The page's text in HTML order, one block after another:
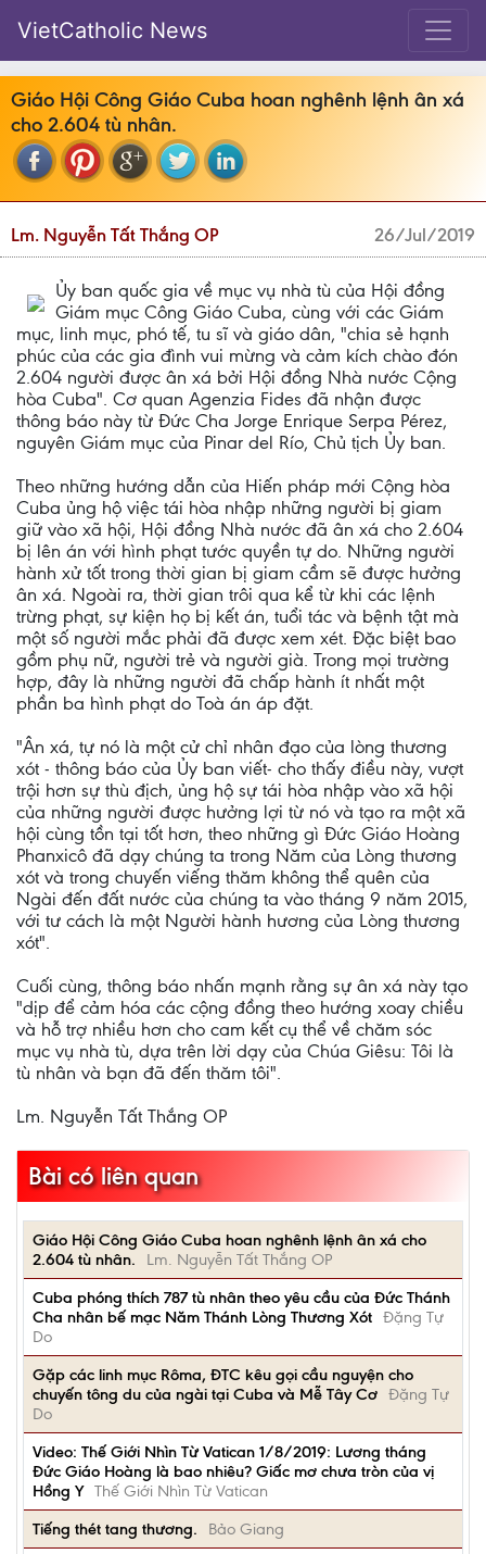
VietCatholic News
Giáo Hội Công Giáo Cuba hoan nghênh lệnh ân xá
cho 2.604 tù nhân.
Lm. Nguyễn Tất Thắng OP 26/Jul/2019
Ủy ban quốc gia về mục vụ nhà tù của Hội đồng
Giám mục Công Giáo Cuba, cùng với các Giám
mục, linh mục, phó tế, tu sĩ và giáo dân, "chia sẻ hạnh
phúc của các gia đình vui mừng và cảm kích chào đón
2.604 người được ân xá bởi Hội đồng Nhà nước Cộng
hòa Cuba". Cơ quan Agenzia Fides đã nhận được
thông báo này từ Đức Cha Jorge Enrique Serpa Pérez,
nguyên Giám mục của Pinar del Río, Chủ tịch Ủy ban.
Theo những hướng dẫn của Hiến pháp mới Cộng hòa
Cuba ủng hộ việc tái hòa nhập những người bị giam
giữ vào xã hội, Hội đồng Nhà nước đã ân xá cho 2.604
bị lên án với hình phạt tước quyền tự do. Những người
hành xử tốt trong thời gian bị giam cầm sẽ được hưởng
ân xá. Ngoài ra, thời gian trôi qua kể từ khi các lệnh
trừng phạt, sự kiện họ bị kết án, tuổi tác và bệnh tật mà
một số người mắc phải đã được xem xét. Đặc biệt bao
gồm phụ nữ, người trẻ và người già. Trong mọi trường
hợp, đây là những người đã chấp hành ít nhất một
phần ba hình phạt do Toà án áp đặt.
"Ân xá, tự nó là một cử chỉ nhân đạo của lòng thương
xót - thông báo của Ủy ban viết- cho thấy điều này, vượt
trội hơn sự thù địch, ủng hộ sự tái hòa nhập vào xã hội
của những người được hưởng lợi từ nó và tạo ra một xã
hội cùng tồn tại tốt hơn, theo những gì Đức Giáo Hoàng
Phanxicô đã dạy chúng ta trong Năm của Lòng thương
xót và trong chuyến viếng thăm không thể quên của
Ngài đến đất nước của chúng ta vào tháng 9 năm 2015,
với tư cách là một Người hành hương của Lòng thương
xót".
Cuối cùng, thông báo nhấn mạnh rằng sự ân xá này tạo
"dịp để cảm hóa các cộng đồng theo hướng xoay chiều
và hỗ trợ nhiều hơn cho cam kết cụ thể về chăm sóc
mục vụ nhà tù, dựa trên lời dạy của Chúa Giêsu: Tôi là
tù nhân và bạn đã đến thăm tôi".
Lm. Nguyễn Tất Thắng OP
Bài có liên quan
Giáo Hội Công Giáo Cuba hoan nghênh lệnh ân xá cho
2.604 tù nhân.
Lm. Nguyễn Tất Thắng OP
Cuba phóng thích 787 tù nhân theo yêu cầu của Đức Thánh
Cha nhân bế mạc Năm Thánh Lòng Thương Xót Đặng Tự
Do
Gặp các linh mục Rôma, ĐTC kêu gọi cầu nguyện cho
chuyến tông du của ngài tại Cuba và Mễ Tây Cơ Đặng Tự
Do
Video: Thế Giới Nhìn Từ Vatican 1/8/2019: Lương tháng
Đức Giáo Hoàng là bao nhiêu? Giấc mơ chưa tròn của vị
Hồng Y Thế Giới Nhìn Từ Vatican
Tiếng thét tang thương.
Bảo Giang